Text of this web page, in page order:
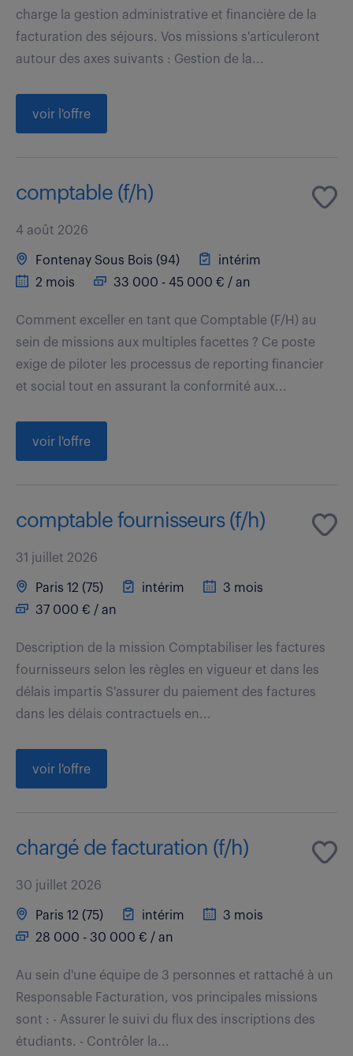
charge la gestion administrative et financière de la
facturation des séjours. Vos missions s'articuleront
autour des axes suivants : Gestion de la...
voir l'offre
comptable (f/h)
4 août 2026
Fontenay Sous Bois (94)
intérim
2 mois
33 000 - 45 000 € / an
Comment exceller en tant que Comptable (F/H) au
sein de missions aux multiples facettes ? Ce poste
exige de piloter les processus de reporting financier
et social tout en assurant la conformité aux...
voir l'offre
comptable fournisseurs (f/h)
31 juillet 2026
Paris 12 (75) intérim
3 mois
37 000 € / an
Description de la mission Comptabiliser les factures
fournisseurs selon les règles en vigueur et dans les
délais impartis S'assurer du paiement des factures
dans les délais contractuels en...
voir l'offre
chargé de facturation (f/h)
30 juillet 2026
Paris 12 (75) intérim
3 mois
28 000 - 30 000 € / an
Au sein d'une équipe de 3 personnes et rattaché à un
Responsable Facturation, vos principales missions
sont : - Assurer le suivi du flux des inscriptions des
étudiants. - Contrôler la...